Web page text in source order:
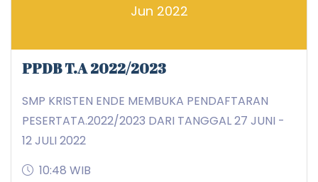
Jun 2022
PPDB T.A 2022/2023
SMP KRISTEN ENDE MEMBUKA PENDAFTARAN
PESERTATA.2022/2023 DARI TANGGAL 27 JUNI -
12 JULI 2022
10:48 WIB